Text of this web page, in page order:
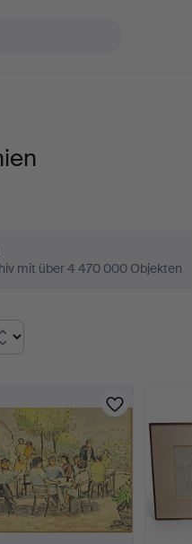
mit über 4 470 000 Objekten